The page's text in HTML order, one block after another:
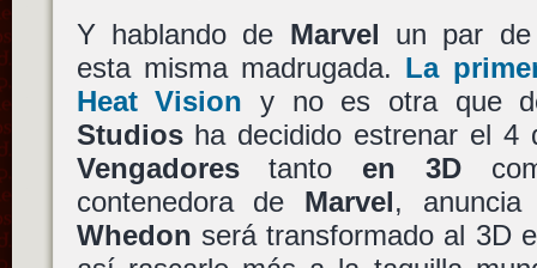
Y hablando de Marvel un par de
esta misma madrugada. La
Heat Vision y no es otra que
Studiosha decidido estrenar el 4
Vengadorestanto en 3D
contenedora de Marvel,
Whedon será transformado al 3D